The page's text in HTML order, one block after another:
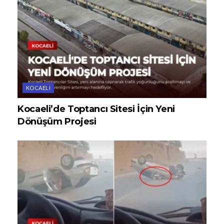
KOCAELI
Kocaeli’de Toptancı Sitesi İçin Yeni
Dönüşüm Projesi